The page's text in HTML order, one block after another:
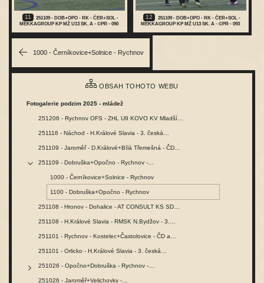
11
251109 - DOB+OPO - RK - ČER+SOL -
MEKKAGROUP KP MŽ U13 SK. A - ©PR - 090
12
251109 - DOB+OPO - RK - ČER+SOL -
MEKKAGROUP KP MŽ U13 SK. A - ©PR - 093
1000 - Černíkovice+Solnice - Rychnov
OBSAH TOHOTO WEBU
Fotogalerie podzim 2025 - mládež
251206 - Rychnov OFS - ZHL U9 KOVO KV Mladší…
251116 - Náchod - H.Králové Slavia - 3. česká…
251109 - Jaroměř - D.Králové+Bílá Třemešná - ČD…
251109 - Dobruška+Opočno - Rychnov -…
1000 - Černíkovice+Solnice - Rychnov
1100 - Dobruška+Opočno - Rychnov
251108 - Hronov - Dohalice - AT CONSULT KS SD…
251108 - H.Králové Slavia - RMSK N.Bydžov - 3.…
251101 - Rychnov - Kostelec+Častolovice - ČD a…
251101 - Orlicko - H.Králové Slavia - 3. česká…
251026 - Opočno+Dobruška - Rychnov -…
251026 - Jaroměř+Velichovky -…